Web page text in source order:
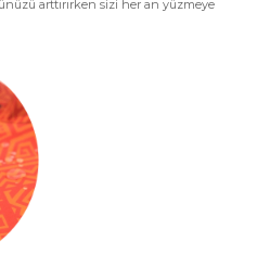
arttırırken sizi her an yüzmeye